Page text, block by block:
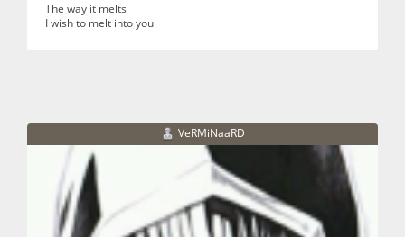
The way it melts
I wish to melt into you
VeRMiNaaRD